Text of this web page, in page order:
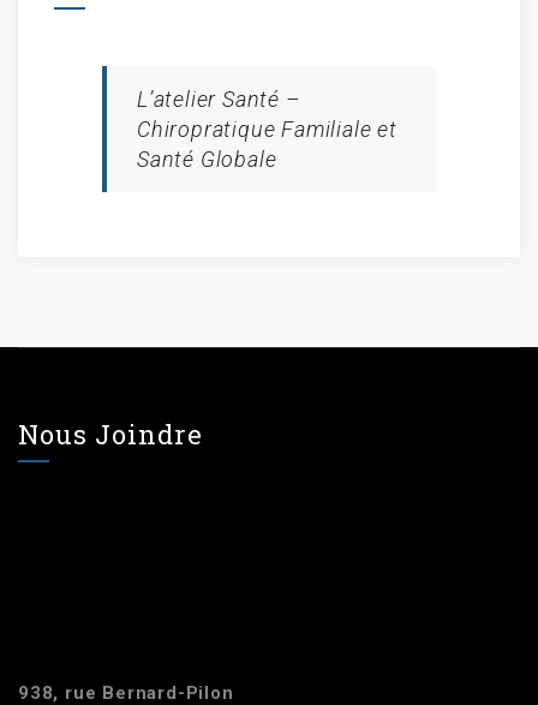
L’atelier Santé –
Chiropratique Familiale et
Santé Globale
Nous Joindre
938, rue Bernard-Pilon